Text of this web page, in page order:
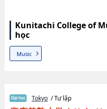
Kunitachi College of
học
Music
Tokyo / Tư lập